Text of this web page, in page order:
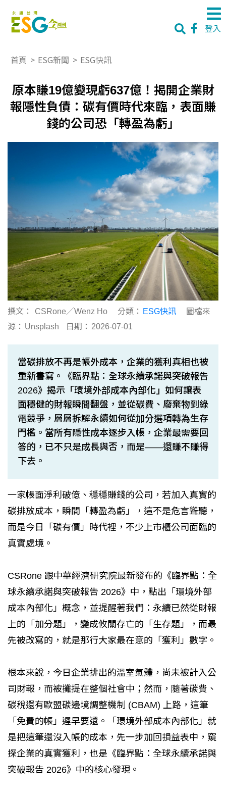
登入
首頁 > ESG新聞 > ESG快訊
原本賺19億變現虧637億！揭開企業財
報隱性負債：碳有價時代來臨，表面賺
錢的公司恐「轉盈為虧」
撰文： CSRone／Wenz Ho 分類： ESG快訊
圖檔來
源： Unsplash 日期： 2026-07-01
當碳排放不再是帳外成本，企業的獲利真相也被
重新書寫。《臨界點：全球永續承諾與突破報告
2026》揭示「環境外部成本內部化」如何讓表
面穩健的財報瞬間翻盤，並從碳費、廢棄物到綠
電競爭，層層拆解永續如何從加分選項轉為生存
門檻。當所有隱性成本逐步入帳，企業最需要回
答的，已不只是成長與否，而是——還賺不賺得
下去。
一家帳面淨利破億、穩穩賺錢的公司，若加入真實的
碳排放成本，瞬間「轉盈為虧」，這不是危言聳聽，
而是今日「碳有價」時代裡，不少上市櫃公司面臨的
真實處境。
CSRone 跟中華經濟研究院最新發布的《臨界點：全
球永續承諾與突破報告 2026》中，點出「環境外部
成本內部化」概念，並提醒著我們：永續已然從財報
上的「加分題」，變成攸關存亡的「生存題」，而最
先被改寫的，就是那行大家最在意的「獲利」數字。
根本來說，今日企業排出的溫室氣體，尚未被計入公
司財報，而被攤提在整個社會中；然而，隨著碳費、
碳稅還有歐盟碳邊境調整機制 (CBAM) 上路，這筆
「免費的帳」遲早要還。「環境外部成本內部化」就
是把這筆還沒入帳的成本，先一步加回損益表中，窺
探企業的真實獲利，也是《臨界點：全球永續承諾與
突破報告 2026》中的核心發現。